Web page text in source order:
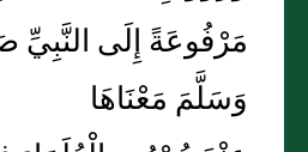
مَرْفُوعَةً إِلَى النَّبِيِّ
وَسَلَّمَ مَعْنَاهَا